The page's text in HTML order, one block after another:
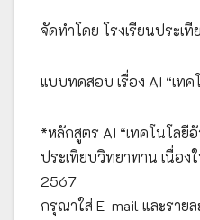
จัดทำโดย โรงเรียนประเ
แบบทดสอบ เรื่อง AI “เทค
*หลักสูตร AI “เทคโนโลยี
ประเทียบวิทยาทาน เนื่อ
2567
กรุณาใส่ E-mail และราย